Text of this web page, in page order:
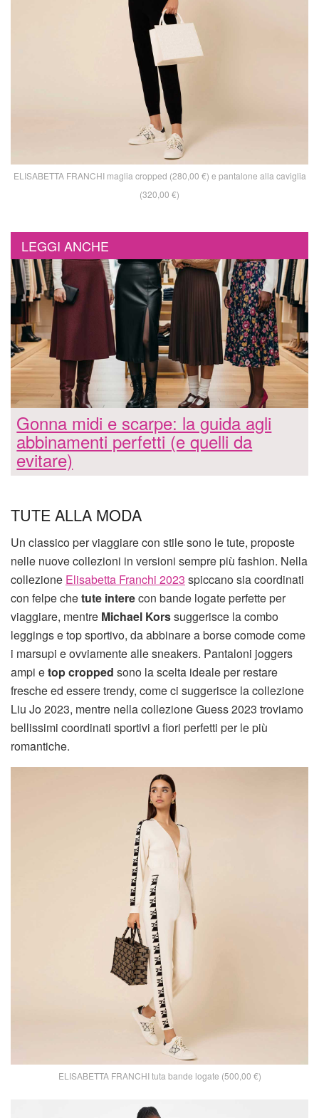
ELISABETTA FRANCHI maglia cropped (280,00 €) e pantalone alla caviglia
(320,00 €)
LEGGI ANCHE
Gonna midi e scarpe: la guida agli
abbinamenti perfetti (e quelli da
evitare)
TUTE ALLA MODA
Un classico per viaggiare con stile sono le tute, proposte
nelle nuove collezioni in versioni sempre più fashion. Nella
collezione Elisabetta Franchi 2023 spiccano sia coordinati
con felpe chetute interecon bande logate perfette per
viaggiare, mentre Michael Korssuggerisce la combo
leggings e top sportivo, da abbinare a borse comode come
i marsupi e ovviamente alle sneakers. Pantaloni joggers
ampi etop cropped sono la scelta ideale per restare
fresche ed essere trendy, come ci suggerisce la collezione
Liu Jo 2023, mentre nella collezione Guess 2023 troviamo
bellissimi coordinati sportivi a fiori perfetti per le più
romantiche.
ELISABETTA FRANCHI tuta bande logate (500,00 €)